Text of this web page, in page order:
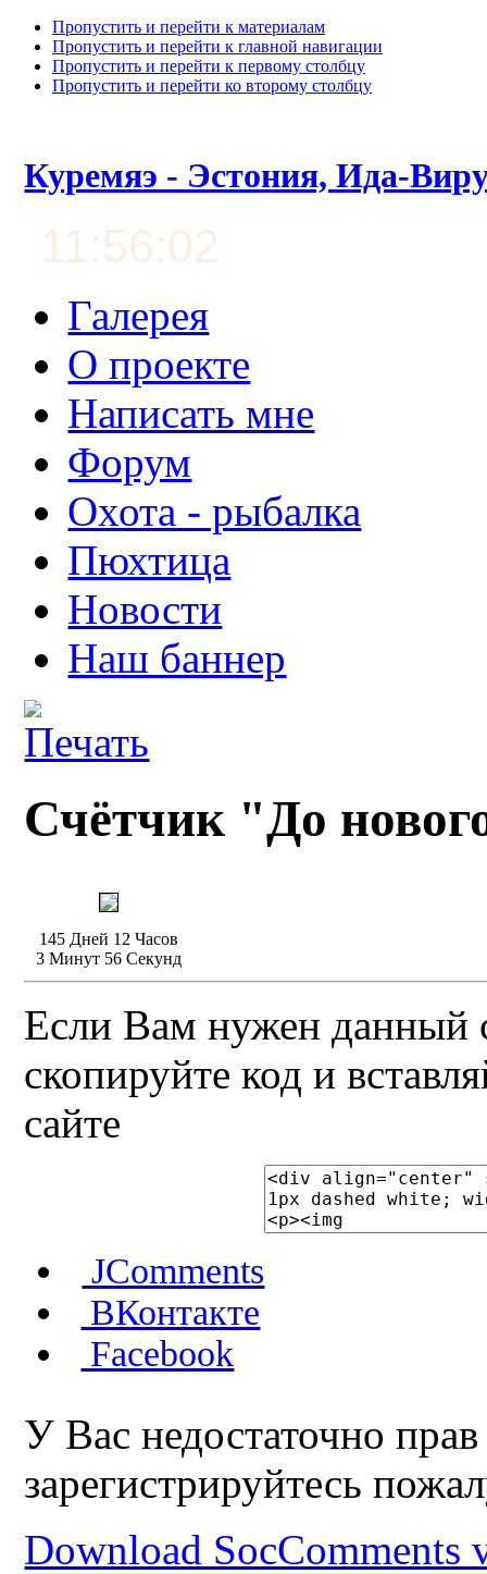
Пропустить и перейти к материалам
Пропустить и перейти к главной навигации
Пропустить и перейти к первому столбцу
Пропустить и перейти ко второму столбцу
Куремяэ - Эстония, Ида-
11:56:03
Галерея
О проекте
Написать мне
Форум
Охота - рыбалка
Пюхтица
Новости
Наш баннер
Счётчик "До
145 Дней 12 Часов
3 Минут 55 Секунд
Если Вам нужен данный
скопируйте код и
сайте
JComments
ВКонтакте
Facebook
У Вас недостаточно
зарегистрируйтесь
Download SocComments